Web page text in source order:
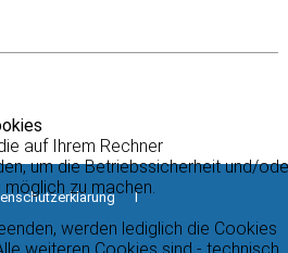
I
auf Ihrem Rechner
um die Betriebssicherheit und/
zu machen.
werden lediglich die Cookies